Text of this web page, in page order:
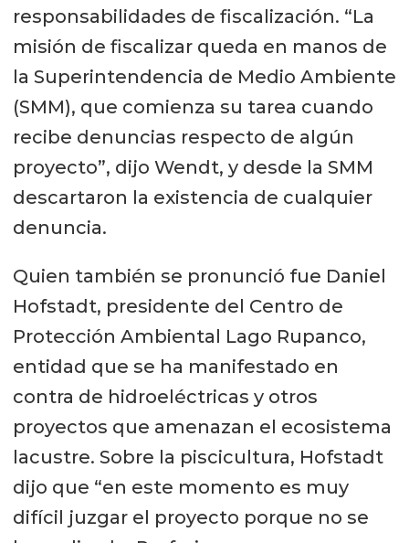
responsabilidades de fiscalización. “La
misión de fiscalizar queda en manos de
la Superintendencia de Medio Ambiente
(SMM), que comienza su tarea cuando
recibe denuncias respecto de algún
proyecto”, dijo Wendt, y desde la SMM
descartaron la existencia de cualquier
denuncia.
Quien también se pronunció fue Daniel
Hofstadt, presidente del Centro de
Protección Ambiental Lago Rupanco,
entidad que se ha manifestado en
contra de hidroeléctricas y otros
proyectos que amenazan el ecosistema
lacustre. Sobre la piscicultura, Hofstadt
dijo que “en este momento es muy
difícil juzgar el proyecto porque no se